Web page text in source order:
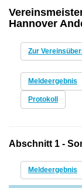
Hannover
Zur
Meldeergebnis
Protokoll
Abschnitt 1 -
Meldeergebnis